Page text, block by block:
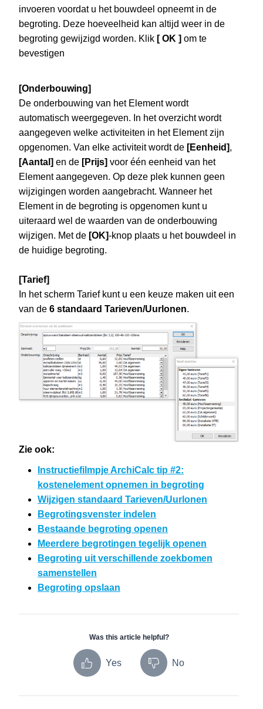
invoeren voordat u het bouwdeel opneemt in de
begroting. Deze hoeveelheid kan altijd weer in de
begroting gewijzigd worden. Klik [ OK ] om te
bevestigen
[Onderbouwing]
De onderbouwing van het Element wordt
automatisch weergegeven. In het overzicht wordt
aangegeven welke activiteiten in het Element zijn
opgenomen. Van elke activiteit wordt de [Eenheid],
[Aantal] en de [Prijs] voor één eenheid van het
Element aangegeven. Op deze plek kunnen geen
wijzigingen worden aangebracht. Wanneer het
Element in de begroting is opgenomen kunt u
uiteraard wel de waarden van de onderbouwing
wijzigen. Met de [OK]-knop plaats u het bouwdeel in
de huidige begroting.
[Tarief]
In het scherm Tarief kunt u een keuze maken uit een
van de 6 standaard Tarieven/Uurlonen.
Zie ook:
Instructiefilmpje ArchiCalc tip #2:
kostenelement opnemen in begroting
Wijzigen standaard Tarieven/Uurlonen
Begrotingsvenster indelen
Bestaande begroting openen
Meerdere begrotingen tegelijk openen
Begroting uit verschillende zoekbomen
samenstellen
Begroting opslaan
Was this article helpful?
Yes No